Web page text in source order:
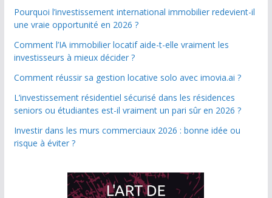
Pourquoi l’investissement international immobilier redevient-il
une vraie opportunité en 2026 ?
Comment l’IA immobilier locatif aide-t-elle vraiment les
investisseurs à mieux décider ?
Comment réussir sa gestion locative solo avec imovia.ai ?
L’investissement résidentiel sécurisé dans les résidences
seniors ou étudiantes est-il vraiment un pari sûr en 2026 ?
Investir dans les murs commerciaux 2026 : bonne idée ou
risque à éviter ?